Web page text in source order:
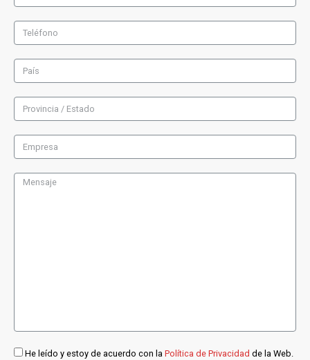
He leído y estoy de acuerdo con la Política de Privacidad de la Web.